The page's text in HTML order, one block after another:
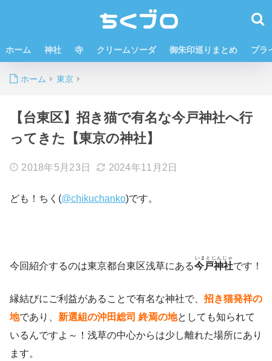
ホーム 神社 寺 クリームソーダ 御朱印巡りまとめ プラ
ホーム 東京
【台東区】招き猫で有名な今戸神社へ行
ってきた【東京の神社】
2018年5月23日 2024年11月2日
ども！ちく(@chikuchanko)です。
今回紹介するのは東京都台東区浅草にある今戸神社
いまとじんじゃ
です！
縁結びにご利益があることで有名な神社で、 招き猫発祥の
地であり、 新選組の沖田総司 終焉の地としても知られて
いるんですよ～！浅草の中心からは少し離れた場所にあり
ます。